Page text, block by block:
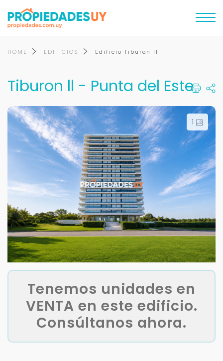
HOME EDIFICIOS Edificio Tiburon ll
Tiburon ll - Punta del Este
1
Tenemos unidades en
VENTA en este edificio.
Consúltanos ahora.